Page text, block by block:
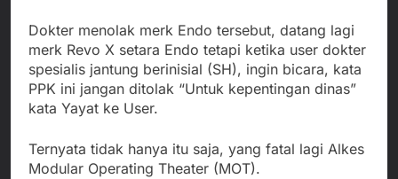
Dokter menolak merk Endo tersebut, datang lagi
merk Revo X setara Endo tetapi ketika user dokter
spesialis jantung berinisial (SH), ingin bicara, kata
PPK ini jangan ditolak “Untuk kepentingan dinas”
kata Yayat ke User.
Ternyata tidak hanya itu saja, yang fatal lagi Alkes
Modular Operating Theater (MOT).